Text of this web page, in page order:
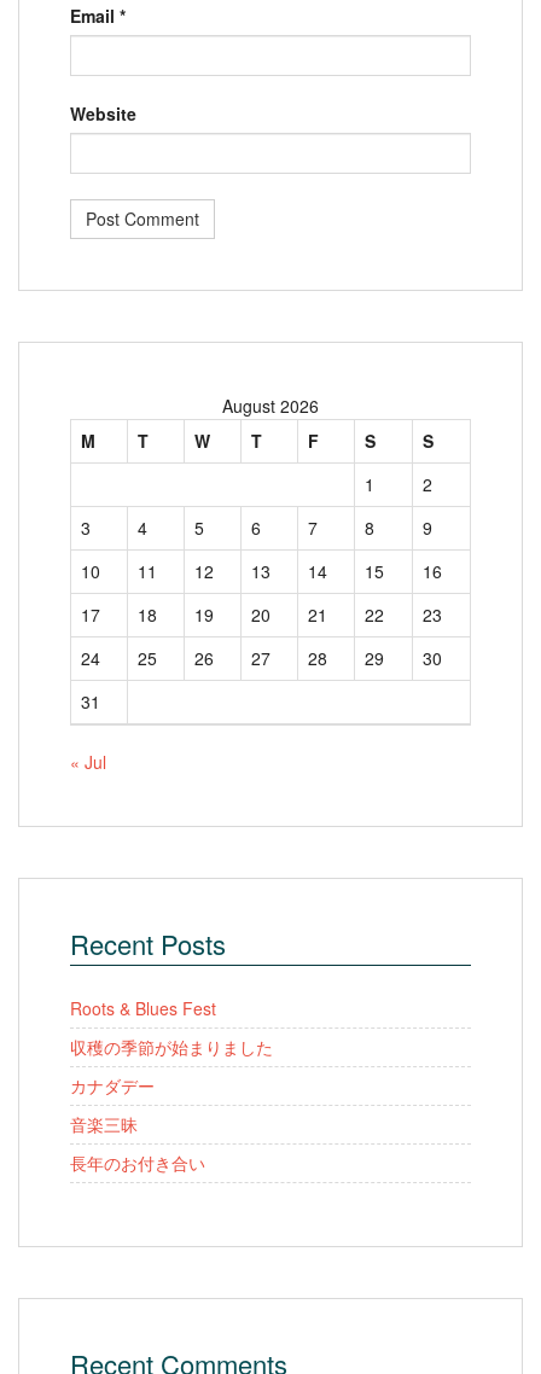
Email *
Website
August 2026
M
T W T F S
S
1
2
3
4 5 6 7 8
9
10
11 12 13 14 15
16
17
18 19 20 21 22
23
24
25 26 27 28 29
30
31
« Jul
Recent Posts
Roots & Blues Fest
収穫の季節が始まりました
カナダデー
音楽三昧
長年のお付き合い
Recent Comments